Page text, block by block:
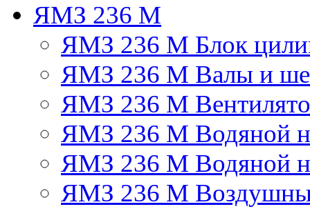
ЯМЗ 236 М
ЯМЗ 236 М Блок
ЯМЗ 236 М Валы и
ЯМЗ 236 М
ЯМЗ 236 М Водяной
ЯМЗ 236 М Водяной
ЯМЗ 236 М